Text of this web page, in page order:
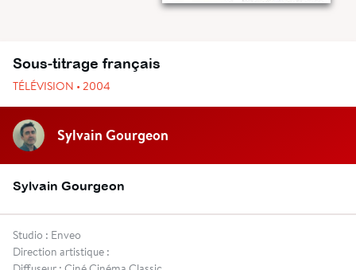
Sous-titrage français
TÉLÉVISION • 2004
Sylvain Gourgeon
Sylvain Gourgeon
Studio : Enveo
Direction artistique :